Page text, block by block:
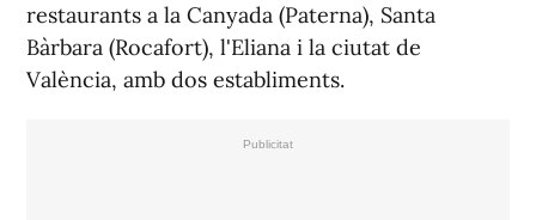
restaurants a la Canyada (Paterna), Santa
Bàrbara (Rocafort), l'Eliana i la ciutat de
València, amb dos establiments.